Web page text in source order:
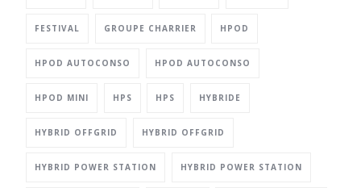
FESTIVAL GROUPE CHARRIER HPOD
HPOD AUTOCONSO HPOD AUTOCONSO
HPOD MINI HPS HPS HYBRIDE
HYBRID OFFGRID HYBRID OFFGRID
HYBRID POWER STATION HYBRID POWER STATION